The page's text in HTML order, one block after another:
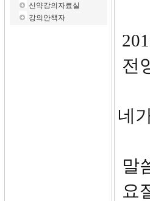
신약강의자료실
강의안책자
전
네
말
요